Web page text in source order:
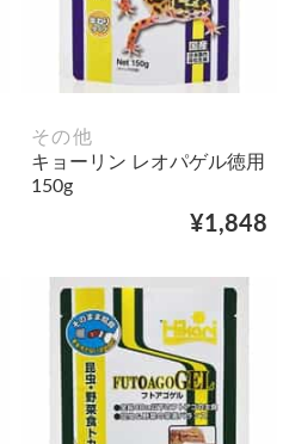
その他
キョーリン レオパゲル徳用
150g
¥1,848